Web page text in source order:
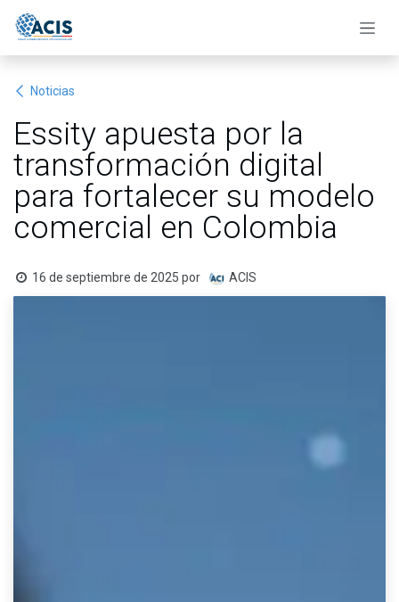
Noticias
Essity apuesta por la
transformación digital
para fortalecer su modelo
comercial en Colombia
16 de septiembre de 2025 por ACIS